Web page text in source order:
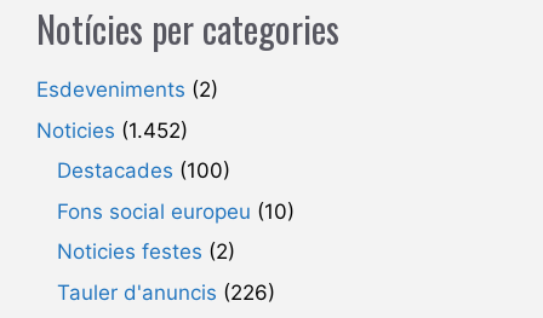
Notícies per categories
Esdeveniments (2)
Noticies (1.452)
Destacades (100)
Fons social europeu (10)
Noticies festes (2)
Tauler d'anuncis (226)